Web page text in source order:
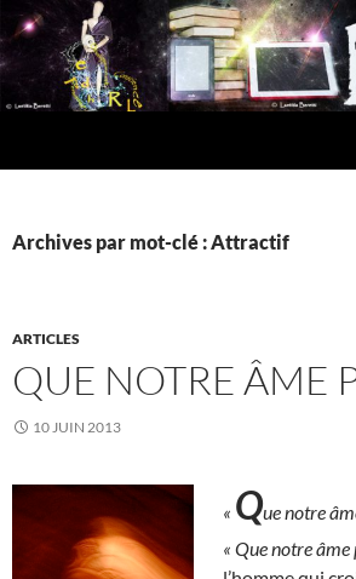
Aller
au
contenu
Archives par mot-clé : Attractif
ARTICLES
QUE NOTRE ÂME
10 JUIN 2013
« Que notre
« Que notre âme